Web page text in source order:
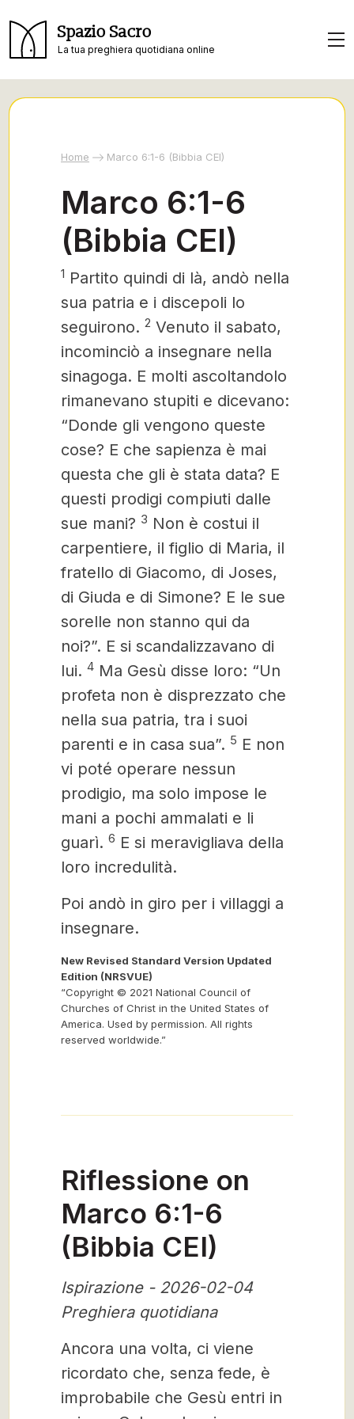
Spazio Sacro
La tua preghiera quotidiana online
Home Marco 6:1-6 (Bibbia CEI)
Marco 6:1-6
(Bibbia CEI)
1 Partito quindi di là, andò nella
sua patria e i discepoli lo
seguirono. 2 Venuto il sabato,
incominciò a insegnare nella
sinagoga. E molti ascoltandolo
rimanevano stupiti e dicevano:
“Donde gli vengono queste
cose? E che sapienza è mai
questa che gli è stata data? E
questi prodigi compiuti dalle
sue mani? 3 Non è costui il
carpentiere, il figlio di Maria, il
fratello di Giacomo, di Joses,
di Giuda e di Simone? E le sue
sorelle non stanno qui da
noi?”. E si scandalizzavano di
lui. 4 Ma Gesù disse loro: “Un
profeta non è disprezzato che
nella sua patria, tra i suoi
parenti e in casa sua”. 5 E non
vi poté operare nessun
prodigio, ma solo impose le
mani a pochi ammalati e li
guarì. 6 E si meravigliava della
loro incredulità.
Poi andò in giro per i villaggi a
insegnare.
New Revised Standard Version Updated
Edition (NRSVUE)
“Copyright © 2021 National Council of
Churches of Christ in the United States of
America. Used by permission. All rights
reserved worldwide.”
Riflessione on
Marco 6:1-6
(Bibbia CEI)
Ispirazione - 2026-02-04
Preghiera quotidiana
Ancora una volta, ci viene
ricordato che, senza fede, è
improbabile che Gesù entri in